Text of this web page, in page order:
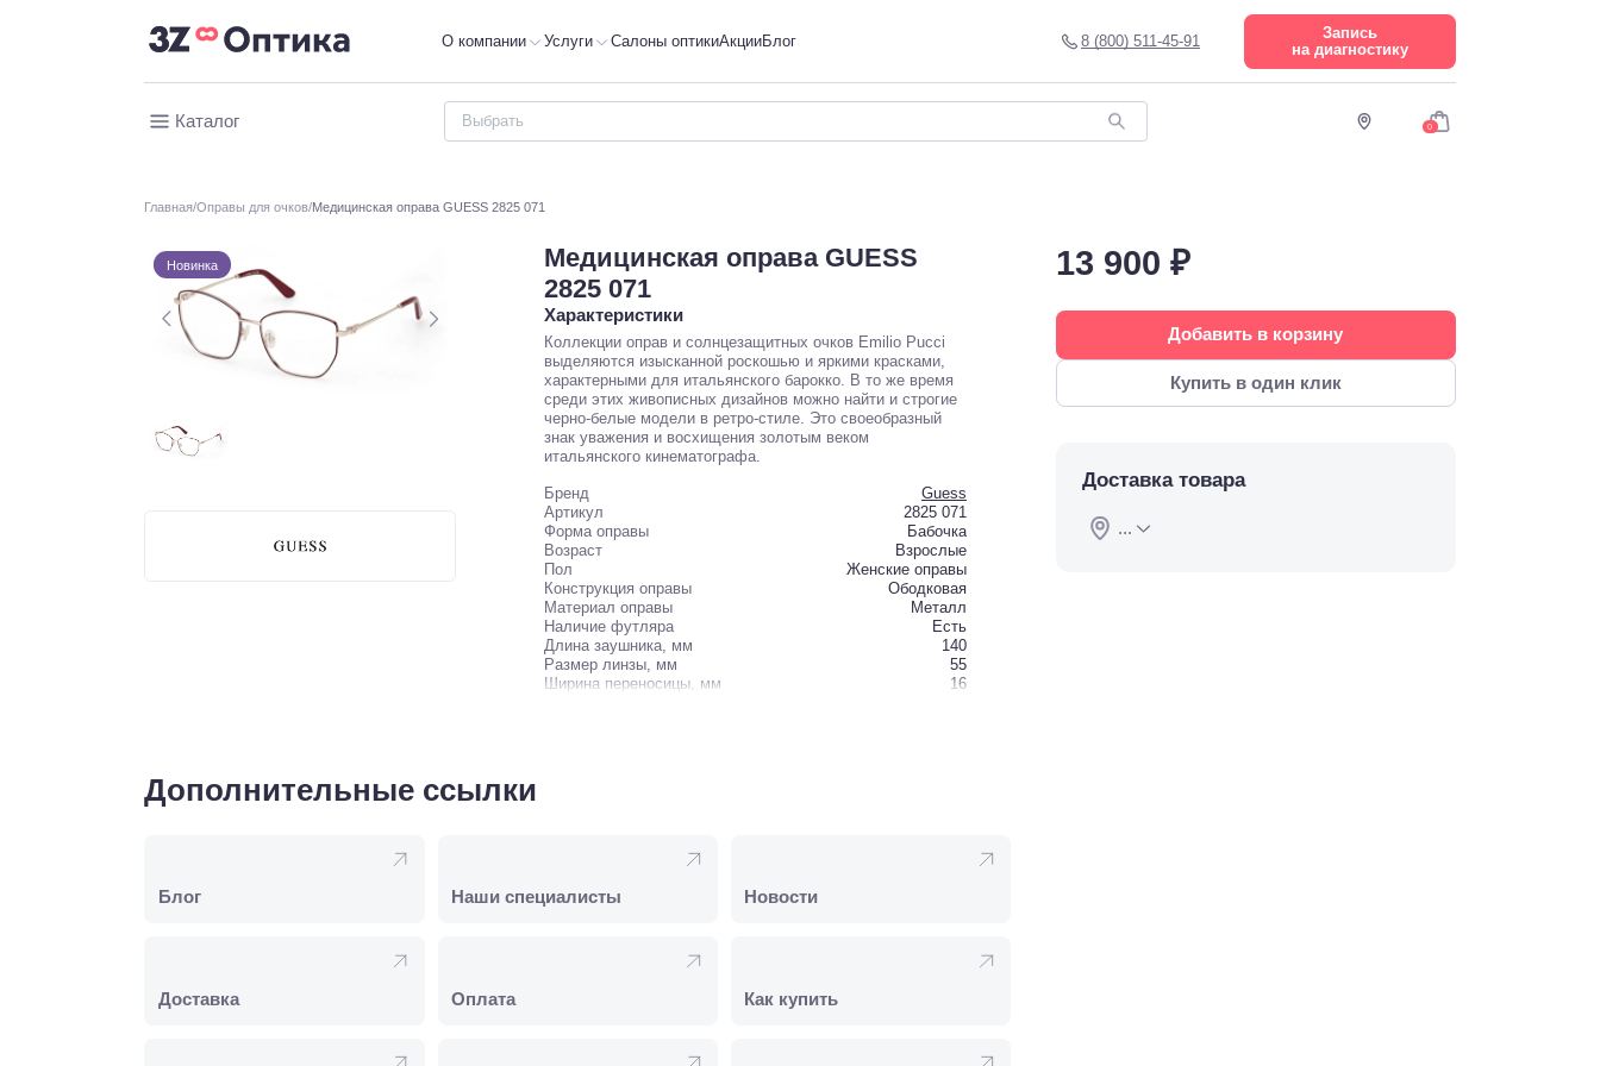
О компании Услуги Салоны оптикиАкцииБлог 8 (800) 511-45-91
Запись
на диагностику
Каталог 0
Главная Оправы для очков Медицинская оправа GUESS 2825 071
Новинка
Медицинская оправа GUESS
2825 071
Характеристики
Коллекции оправ и солнцезащитных очков Emilio Pucci
выделяются изысканной роскошью и яркими красками,
характерными для итальянского барокко. В то же время
среди этих живописных дизайнов можно найти и строгие
черно-белые модели в ретро-стиле. Это своеобразный
знак уважения и восхищения золотым веком
итальянского кинематографа.
Бренд
Guess
Артикул
2825 071
Форма оправы
Бабочка
Возраст
Взрослые
Пол
Женские оправы
Конструкция оправы
Ободковая
Материал оправы
Металл
Наличие футляра
Есть
Длина заушника, мм
140
Размер линзы, мм
55
Ширина переносицы, мм
16
13 900 ₽
Добавить в корзину
Купить в один клик
Доставка товара
...
Дополнительные ссылки
Блог Наши специалисты Новости
Доставка Оплата Как купить